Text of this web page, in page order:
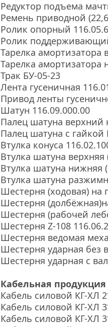
Редуктор подъема
Ремень приводной
Ролик опорный
Ролик
Тарелка амортизатора
Тарелка амортизатора
Трак БУ-05-23
Лента гусеничная
Привод ленты
Шатун 116.09.000.00
Палец шатуна верхний
Палец шатуна с гайкой
Втулка конуса
Втулка шатуна верхняя
Втулка шатуна нижняя
Втулка шатуна
Шестерня (ходовая) на
Шестерня
Шестерня (рабочей
Шестерня Z-108
Шестерня ведомая
Шестерня ударная без
Шестерня ударная с
Кабельная продукция
Кабель силовой КГ-ХЛ
Кабель силовой КГ-ХЛ
Кабель силовой КГ-ХЛ